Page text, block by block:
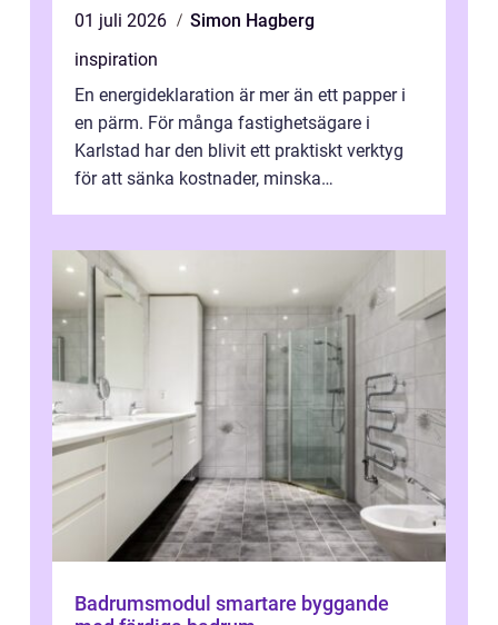
01 juli 2026
Simon Hagberg
inspiration
En energideklaration är mer än ett papper i
en pärm. För många fastighetsägare i
Karlstad har den blivit ett praktiskt verktyg
för att sänka kostnader, minska
Badrumsmodul smartare byggande